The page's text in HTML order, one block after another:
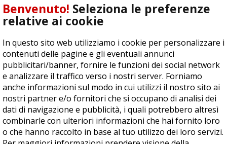
Benvenuto! Seleziona le preferenze
relative ai cookie
In questo sito web utilizziamo i cookie per personalizzare i
contenuti delle pagine e gli eventuali annunci
pubblicitari/banner, fornire le funzioni dei social network
e analizzare il traffico verso i nostri server. Forniamo
anche informazioni sul modo in cui utilizzi il nostro sito ai
nostri partner e/o fornitori che si occupano di analisi dei
dati di navigazione e pubblicità, i quali potrebbero altresì
combinarle con ulteriori informazioni che hai fornito loro
o che hanno raccolto in base al tuo utilizzo dei loro servizi.
04278030988
© Copyright 2015 | All Rights Reserved - Powered byDynDevice
Privacy Policy Cookie Policy Accessibilità Sitemap